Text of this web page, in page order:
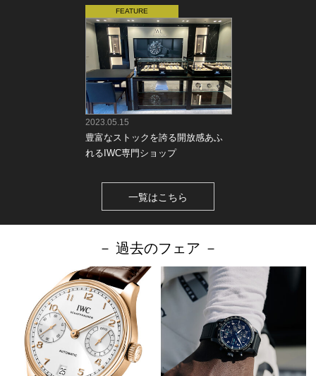
2023.05.15
豊富なストックを誇る開放感あふ
れるIWC専門ショップ
一覧はこちら
－ 過去のフェア －